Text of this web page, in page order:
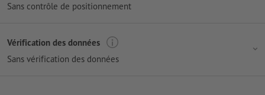
Sans contrôle de positionnement
Vérification des données
Sans vérification des données